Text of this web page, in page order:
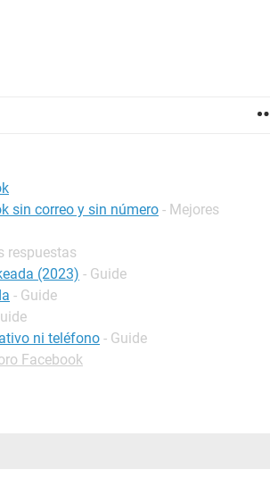
sin correo y sin número - Mejores
respuestas
(2023) - Guide
- Guide
ni teléfono - Guide
Facebook